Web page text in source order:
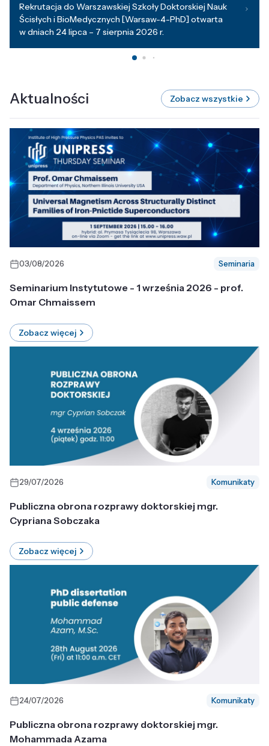
Rekrutacja do Warszawskiej Szkoły Doktorskiej Nauk
Ścisłych i BioMedycznych [Warsaw-4-PhD] otwarta
w dniach 24 lipca – 7 sierpnia 2026 r.
Aktualności Zobacz wszystkie
03/08/2026 Seminaria
Seminarium Instytutowe - 1 września 2026 - prof.
Omar Chmaissem
Zobacz więcej
29/07/2026 Komunikaty
Publiczna obrona rozprawy doktorskiej mgr.
Cypriana Sobczaka
Zobacz więcej
24/07/2026 Komunikaty
Publiczna obrona rozprawy doktorskiej mgr.
Mohammada Azama